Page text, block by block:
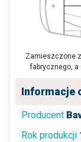
Zamieszczone
fabrycznego, a
Informacje
Producent
Rok produkcji